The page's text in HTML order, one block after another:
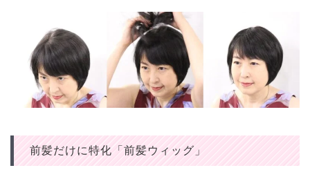
前髪だけに特化「前髪ウィッグ」